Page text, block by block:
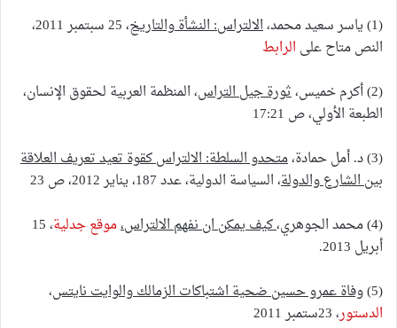
(1) ياسر سعيد محمد، الالتراس: النشأة والتاريخ
، 25 سبتمبر 2011،
النص متاح على الرابط
(2) أكرم خميس،
ثورة جيل التراس، المنظمة العربية لحقوق الإنسان،
الطبعة الأولي، ص 17:21
(3) د. أمل حمادة،
متحدو السلطة: الالتراس كقوة تعيد تعريف العلاقة
بين الشارع والدولة، السياسة الدولية، عدد 187، يناير 2012، ص 23
(4) محمد الجوهري،
كيف يمكن ان نفهم الالتراس،موقع جدلية ، 15
أبريل 2013.
(5) وفاة عمرو حسين ضحية اشتباكات الزمالك والوايت نايتس،
الدستور، 23ستمبر 2011